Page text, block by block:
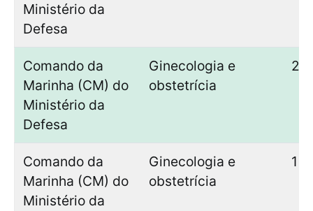
Ministério da
Defesa
Comando da
Marinha (CM) do
Ministério da
Defesa
Ginecologia e
obstetrícia
2
Comando da
Marinha (CM) do
Ministério da
Ginecologia e
obstetrícia
1